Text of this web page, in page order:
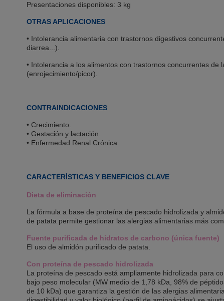
Presentaciones disponibles: 3 kg
OTRAS APLICACIONES
• Intolerancia alimentaria con trastornos digestivos
diarrea...).
• Intolerancia a los alimentos con trastornos concurrentes de
(enrojecimiento/picor).
CONTRAINDICACIONES
• Crecimiento.
• Gestación y lactación.
• Enfermedad Renal Crónica.
CARACTERÍSTICAS Y BENEFICIOS CLAVE
Dieta de eliminación
La fórmula a base de proteína de pescado hidrolizada y
de patata permite gestionar las alergias alimentarias más
Fuente purificada de hidratos de carbono (única fuente)
El uso de almidón purificado de patata.
Con proteína de pescado hidrolizada
La proteína de pescado está ampliamente hidrolizada para
bajo peso molecular (MW medio de 1,78 kDa, 98% de
de 10 kDa) que garantiza la gestión de las alergias